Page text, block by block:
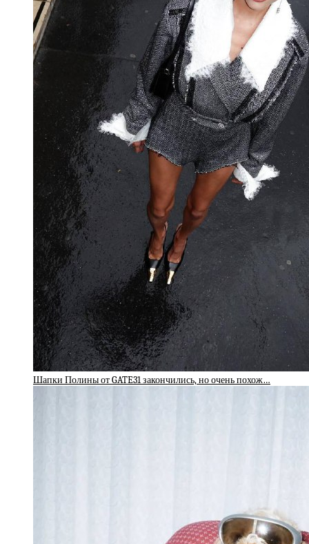
Шапки Полины от GATE31 закончились, но очень похож…